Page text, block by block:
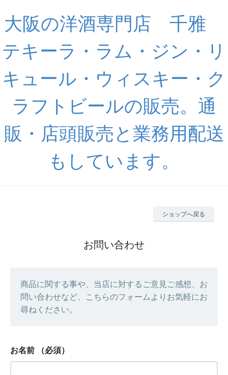
大阪の洋酒専門店 千雅
テキーラ・ラム・ジン・リ
キュール・ウィスキー・ク
ラフトビールの販売。通
販・店頭販売と業務用配送
もしています。
ショップへ戻る
お問い合わせ
商品に関する事や、当店に対するご意見ご感想、お
問い合わせなど、こちらのフォームよりお気軽にお
尋ねください。
お名前 （必須）